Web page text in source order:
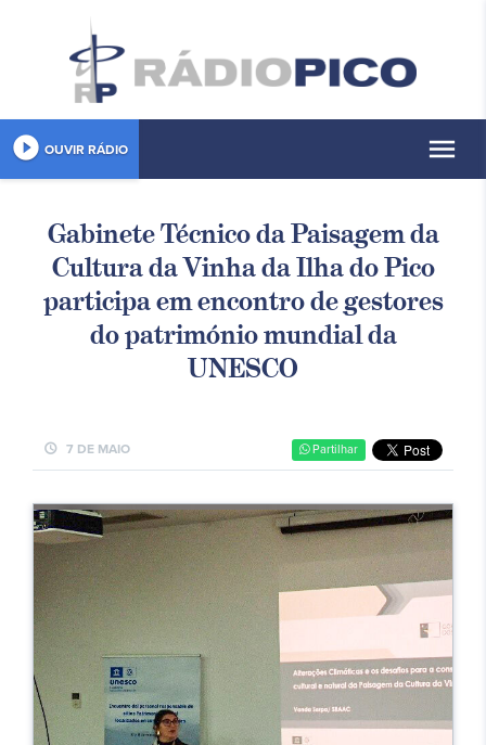
play_circle_filled OUVIR RÁDIO menu
Gabinete Técnico da Paisagem da
Cultura da Vinha da Ilha do Pico
participa em encontro de gestores
do património mundial da
UNESCO
schedule 7 DE MAIO Partilhar